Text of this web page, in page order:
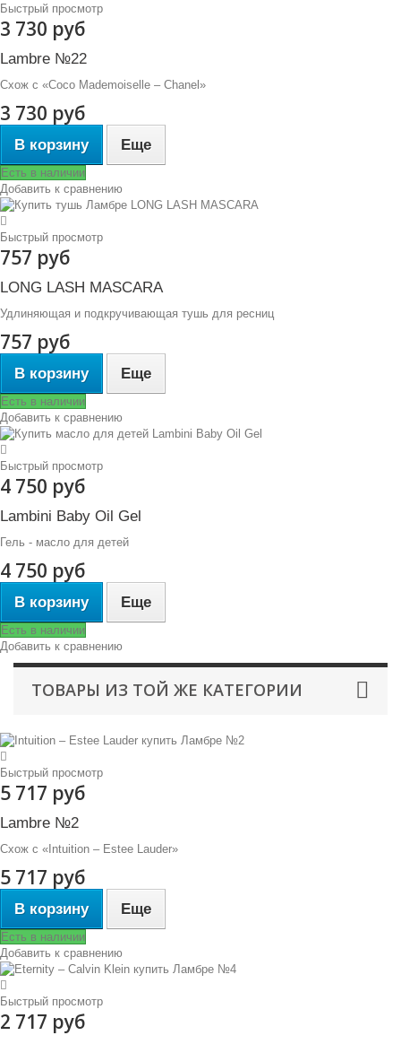
Быстрый просмотр
3 730 руб
Lambre №22
Схож с «Coco Mademoiselle – Chanel»
3 730 руб
В корзину Еще
Есть в наличии
Добавить к сравнению
Быстрый просмотр
757 руб
LONG LASH MASCARA
Удлиняющая и подкручивающая тушь для ресниц
757 руб
В корзину Еще
Есть в наличии
Добавить к сравнению
Быстрый просмотр
4 750 руб
Lambini Baby Oil Gel
Гель - масло для детей
4 750 руб
В корзину Еще
Есть в наличии
Добавить к сравнению
ТОВАРЫ ИЗ ТОЙ ЖЕ КАТЕГОРИИ
Быстрый просмотр
5 717 руб
Lambre №2
Схож с «Intuition – Estee Lauder»
5 717 руб
В корзину Еще
Есть в наличии
Добавить к сравнению
Быстрый просмотр
2 717 руб